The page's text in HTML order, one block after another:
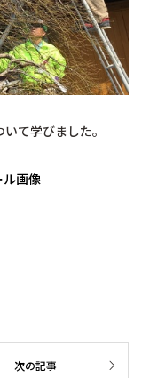
て学びました。